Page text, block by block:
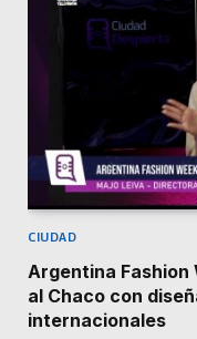
CIUDAD
Argentina Fashion
al Chaco con
internacionales